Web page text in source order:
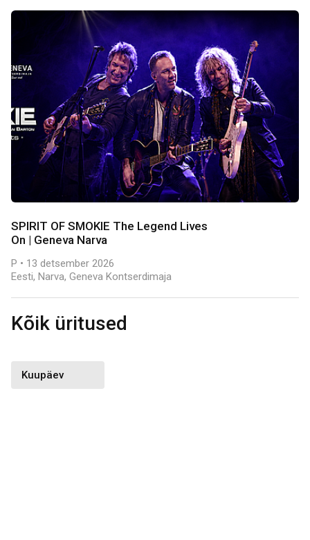
SPIRIT OF SMOKIE The Legend Lives
On | Geneva Narva
P • 13 detsember 2026
Eesti, Narva, Geneva Kontserdimaja
Kõik üritused